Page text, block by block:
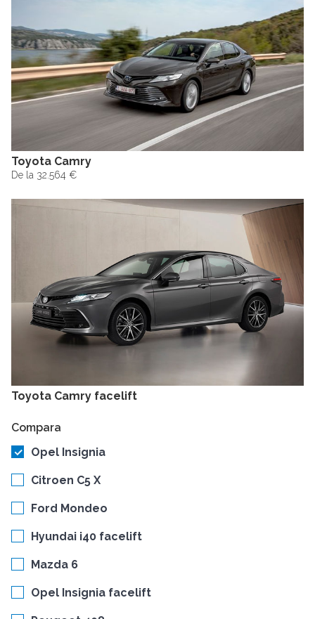
Toyota Camry
De la 32.564 €
Toyota Camry facelift
Compara
Opel Insignia
Citroen C5 X
Ford Mondeo
Hyundai i40 facelift
Mazda 6
Opel Insignia facelift